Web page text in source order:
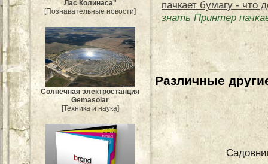
Лас Колинаса"
[Познавательные новости]
Солнечная электростанция
Gemasolar
[Техника и наука]
пачкает бумагу - что
знать Принтер
Различные